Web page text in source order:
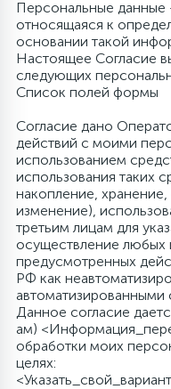
Оборудование
под флюсом
Аппараты
Оборудование
Вращатели
Аппараты для
Комплектующие к
Газовые шланги
Горелки
Резаки газовые и
Баллоны
Вентили
Химические
Химия для
Масло для
Запчасти для
Измерительный
Фрезерование и
Клининговый
Инструменты с
Электрические
Измерительный
Малярно-штукатурный
Наковальни
Отвертки
Паяльное
Режущий инструмент
Системы хранения
Персональные
относящаяся к
основании такой
Настоящее Согласие
следующих
Список полей формы
Согласие дано
действий с моими
использованием
использования таких
накопление,
изменение),
третьим лицам для
осуществление любых
предусмотренных
РФ как
автоматизированными
Данное согласие
ам)
обработки моих
целях: